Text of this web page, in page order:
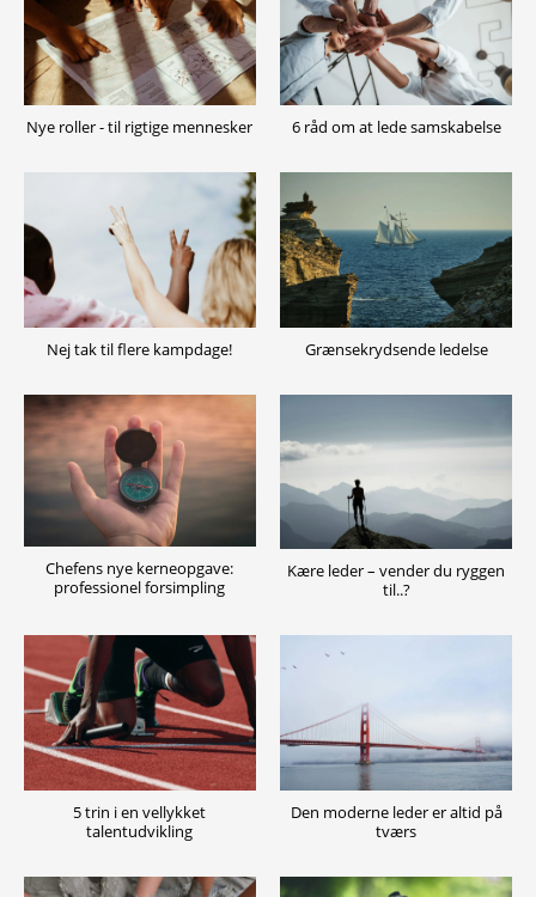
Nye roller - til rigtige mennesker 6 råd om at lede samskabelse
Nej tak til flere kampdage! Grænsekrydsende ledelse
Chefens nye kerneopgave:
professionel forsimpling
Kære leder – vender du ryggen
til..?
5 trin i en vellykket
talentudvikling
Den moderne leder er altid på
tværs